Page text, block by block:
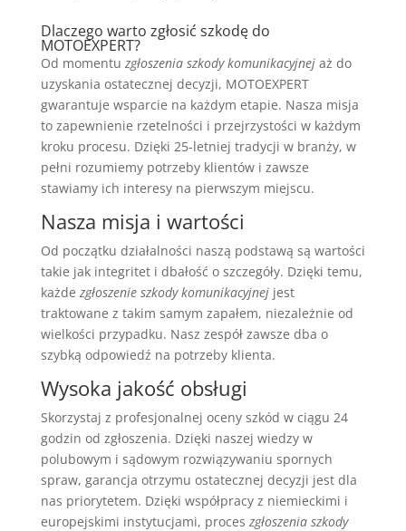
Dlaczego warto zgłosić szkodę do
MOTOEXPERT?
Od momentu zgłoszenia szkody komunikacyjnejaż do
uzyskania ostatecznej decyzji, MOTOEXPERT
gwarantuje wsparcie na każdym etapie. Nasza misja
to zapewnienie rzetelności i przejrzystości w każdym
kroku procesu. Dzięki 25-letniej tradycji w branży, w
pełni rozumiemy potrzeby klientów i zawsze
stawiamy ich interesy na pierwszym miejscu.
Nasza misja i wartości
Od początku działalności naszą podstawą są wartości
takie jak integritet i dbałość o szczegóły. Dzięki temu,
każde zgłoszenie szkody komunikacyjnejjest
traktowane z takim samym zapałem, niezależnie od
wielkości przypadku. Nasz zespół zawsze dba o
szybką odpowiedź na potrzeby klienta.
Wysoka jakość obsługi
Skorzystaj z profesjonalnej oceny szkód w ciągu 24
godzin od zgłoszenia. Dzięki naszej wiedzy w
polubowym i sądowym rozwiązywaniu spornych
spraw, garancja otrzymu ostatecznej decyzji jest dla
nas priorytetem. Dzięki współpracy z niemieckimi i
europejskimi instytucjami, proces zgłoszenia szkody